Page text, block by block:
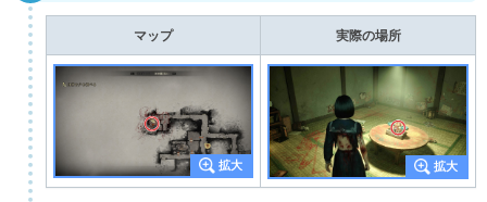
マップ 実際の場所